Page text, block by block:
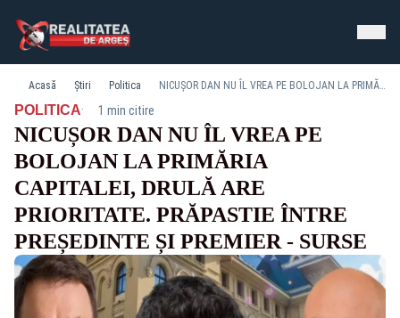
Acasă Știri Politica NICUȘOR DAN NU ÎL VREA PE BOLOJAN LA PRIMĂRIA CAPITALEI, DRULĂ ARE PRIORITATE. PRĂPASTIE ÎNTRE PREȘEDINTE ȘI PREMIER - SURSE
POLITICA· 1 min citire
NICUȘOR DAN NU ÎL VREA PE
BOLOJAN LA PRIMĂRIA
CAPITALEI, DRULĂ ARE
PRIORITATE. PRĂPASTIE ÎNTRE
PREȘEDINTE ȘI PREMIER - SURSE